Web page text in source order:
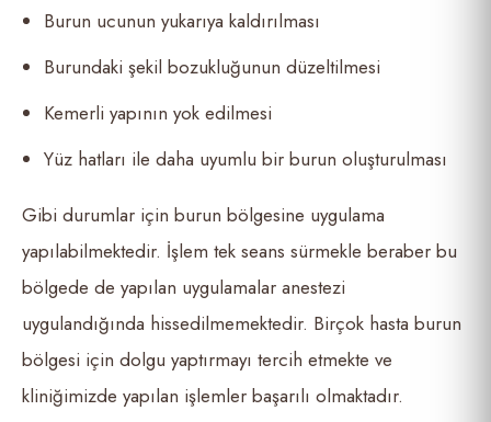
Burun ucunun yukarıya kaldırılması
Burundaki şekil bozukluğunun düzeltilmesi
Kemerli yapının yok edilmesi
Yüz hatları ile daha uyumlu bir burun oluşturulması
Gibi durumlar için burun bölgesine uygulama
yapılabilmektedir. İşlem tek seans sürmekle beraber bu
bölgede de yapılan uygulamalar anestezi
uygulandığında hissedilmemektedir. Birçok hasta burun
bölgesi için dolgu yaptırmayı tercih etmekte ve
kliniğimizde yapılan işlemler başarılı olmaktadır.